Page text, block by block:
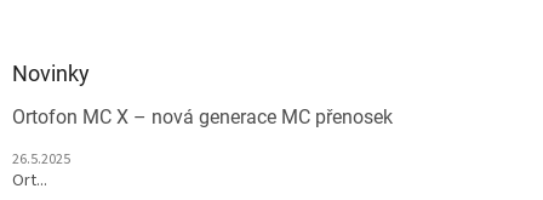
Novinky
Ortofon MC X – nová generace MC přenosek
26.5.2025
Ort...